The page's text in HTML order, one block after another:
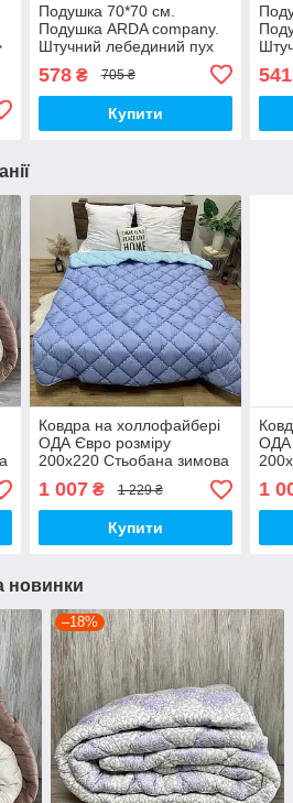
Подушка 70*70 см.
Подушка ARDA company.
Штучний лебединий пух
578₴ 705 ₴
Купити
541
Ковдра на холлофайбері
ОДА Євро розміру
200х220 Стьобана зимова
ковдра високої якості
1 007₴ 1 229 ₴
Купити
ОДА
1
новинки
–18%